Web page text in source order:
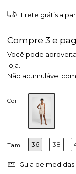
Frete grátis a
Compre 3 e
Você pode
loja.
Não acumulável
Cor
Tam 36 38
Guia de medidas